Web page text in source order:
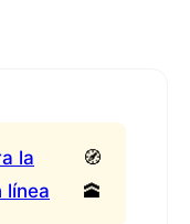
la
línea
🧭
🕋